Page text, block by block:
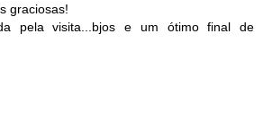
graciosas!
pela visita...bjos e um ótimo final de